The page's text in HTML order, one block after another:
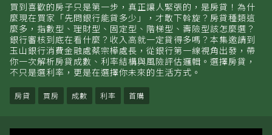
買到喜歡的房子只是第一步，真正讓人緊張的，是房貸！為什
麼現在買家「先問銀行能貸多少」，才敢下斡旋？房貸種類這
麼多，指數型、理財型、固定型、階梯型、壽險型該怎麼選？
銀行審核到底在看什麼？收入高就一定貸得多嗎？本集邀請到
玉山銀行消費金融處蔡宗樺處長，從銀行第一線視角出發，帶
你一次解析房貸成數、利率結構與風險評估邏輯。選擇房貸，
不只是選利率，更是在選擇你未來的生活方式。
房貸 買房 成數 利率 首購